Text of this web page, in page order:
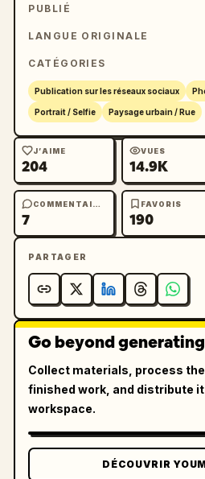
PUBLIÉ
LANGUE ORIGINALE
CATÉGORIES
Publication sur les réseaux sociaux
Portrait / Selfie Paysage urbain / Rue
J’AIME
204
VUES
14.9K
COMMENTAIRES
7
FAVORIS
190
PARTAGER
Go beyond
Collect materials, process
finished work, and distribute it
workspace.
DÉCOUVRIR